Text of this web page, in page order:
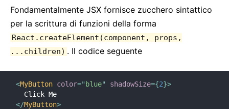
Fondamentalmente JSX fornisce zucchero sintattico
per la scrittura di funzioni della forma
React.createElement(component, props,
...children) . Il codice seguente
<MyButton color=" blue" shadowSize={2}>
</MyButton>
CONCETTI CHIAVE
1. Hello World
2. Introduzione a JSX
3. Renderizzare Elementi
4. Componenti e Props
5. State e Lifecycle
6. Gestione degli Eventi